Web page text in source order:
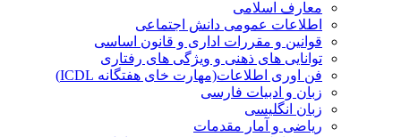
معارف اسلامی
اطلاعات عمومی دانش اجتماعی
قوانین و مقررات اداری و قانون اساسی
توانایی های ذهنی و ویژگی های رفتاری
فن اوری اطلاعات(مهارت خای هفتگانه ICDL)
زبان و ادبیات فارسی
زبان انگلیسی
ریاضی و آمار مقدمات